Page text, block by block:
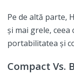
Pe de altă parte,
și mai grele,
portabilitatea și
Compact Vs.